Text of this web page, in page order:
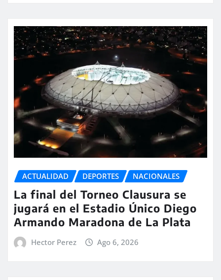
ACTUALIDAD DEPORTES NACIONALES
La final del Torneo Clausura se
jugará en el Estadio Único Diego
Armando Maradona de La Plata
Hector Perez Ago 6, 2026